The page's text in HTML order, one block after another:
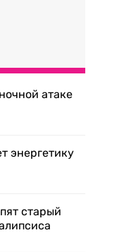
атаке
энергетику
старый